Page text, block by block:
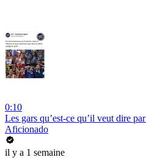
0:10
Les gars qu’est-ce qu’il veut dire
Aficionado
il y a 1 semaine